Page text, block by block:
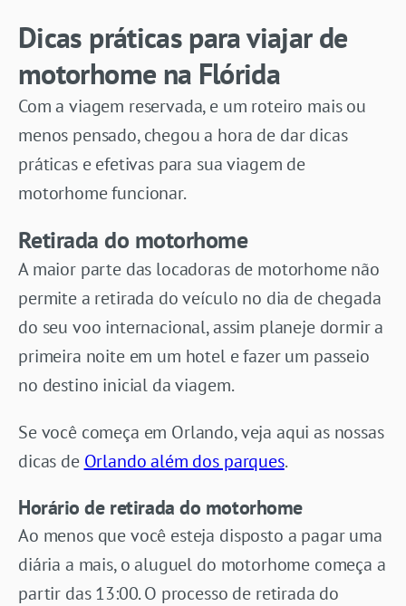
Dicas práticas para viajar de
motorhome na Flórida
Com a viagem reservada, e um roteiro mais ou
menos pensado, chegou a hora de dar dicas
práticas e efetivas para sua viagem de
motorhome funcionar.
Retirada do motorhome
A maior parte das locadoras de motorhome não
permite a retirada do veículo no dia de chegada
do seu voo internacional, assim planeje dormir a
primeira noite em um hotel e fazer um passeio
no destino inicial da viagem.
Se você começa em Orlando, veja aqui as nossas
dicas de Orlando além dos parques.
Horário de retirada do motorhome
Ao menos que você esteja disposto a pagar uma
diária a mais, o aluguel do motorhome começa a
partir das 13:00. O processo de retirada do